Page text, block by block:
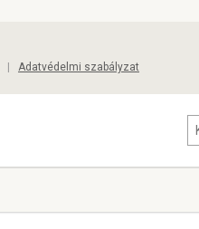
Adatvédelmi szabályzat